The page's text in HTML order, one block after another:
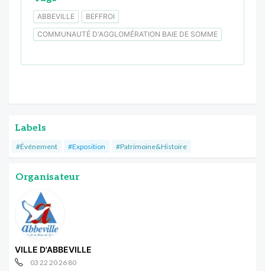
ABBEVILLE
BEFFROI
COMMUNAUTÉ D'AGGLOMÉRATION BAIE DE SOMME
Labels
#Événement #Exposition #Patrimoine&Histoire
Organisateur
VILLE D'ABBEVILLE
03 22 20 26 80